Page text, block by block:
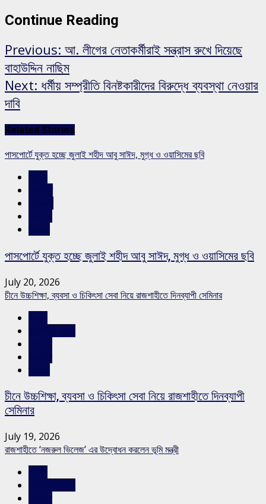
Continue Reading
Previous: আ. লীগের নেতাকর্মীরাই সন্ত্রাস রুখে দিয়েছে
বাহাউদ্দিন নাছিম
Next: ধর্মীয় সম্প্রীতি বিনষ্টকারীদের বিরুদ্ধে ব্যবস্থা নেওয়ার
দাবি
Related Stories
পাসপোর্টে যুক্ত হচ্ছে জুলাই শহীদ আবু সাঈদ, মুগ্ধ ও ওয়াসিমের ছবি
পাসপোর্টে যুক্ত হচ্ছে জুলাই শহীদ আবু সাঈদ, মুগ্ধ ও ওয়াসিমের ছবি
July 20, 2026
চীনে উচ্চশিক্ষা, ব্যবসা ও চিকিৎসা সেবা নিয়ে রাজশাহীতে দিনব্যাপী সেমিনার
চীনে উচ্চশিক্ষা, ব্যবসা ও চিকিৎসা সেবা নিয়ে রাজশাহীতে দিনব্যাপী
সেমিনার
July 19, 2026
রাজশাহীতে ‘নজরুল ভিলেজ’ এর উদ্বোধন করলেন ভূমি মন্ত্রী